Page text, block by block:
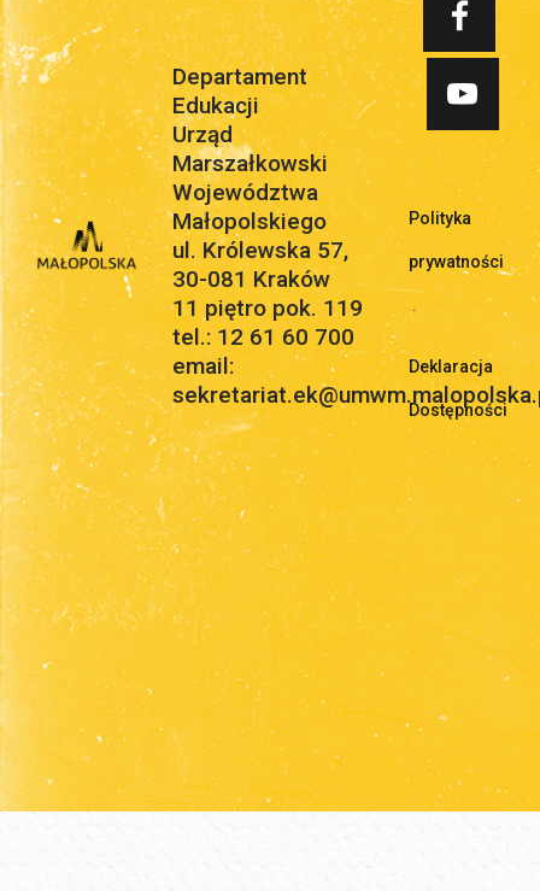
Departament
Edukacji
Urząd
Marszałkowski
Województwa
Małopolskiego
ul. Królewska 57,
30-081 Kraków
11 piętro pok. 119
tel.: 12 61 60 700
email:
Polityka
prywatności
.
Deklaracja
Dostępności